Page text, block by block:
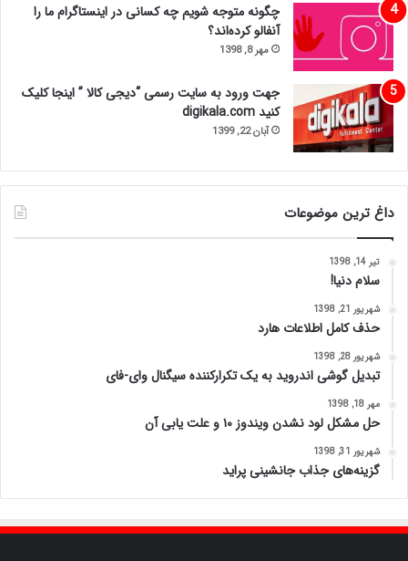
چگونه متوجه شویم چه کسانی در اینستاگرام ما را
آنفالو کرده‌اند؟
مهر 8, 1398
جهت ورود به سایت رسمی “دیجی کالا ” اینجا کلیک
کنید digikala.com
آبان 22, 1399
داغ ترین موضوعات
تیر 14, 1398
سلام دنیا!
شهریور 21, 1398
حذف کامل اطلاعات هارد
شهریور 28, 1398
تبدیل گوشی اندروید به یک تکرارکننده سیگنال وای-فای
مهر 18, 1398
حل مشکل لود نشدن ویندوز ۱۰ و علت یابی آن
شهریور 31, 1398
گزینه‌های جذاب جانشینی پراید